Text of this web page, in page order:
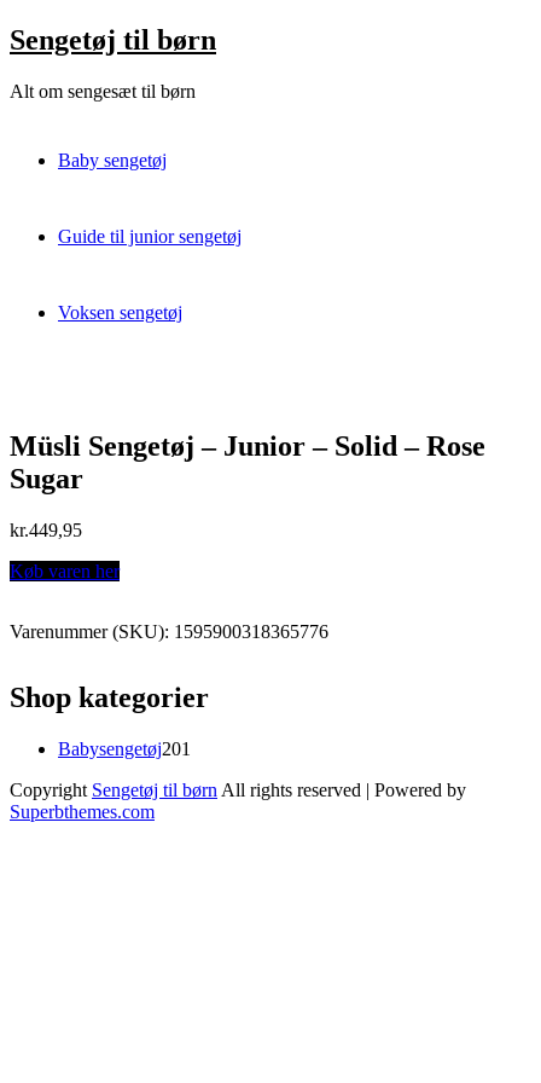
Skip
to
Sengetøj til børn
Alt om sengesæt til børn
Baby sengetøj
Guide til junior sengetøj
Voksen sengetøj
Müsli Sengetøj – Junior – Solid – Rose
Sugar
kr.449,95
Køb varen her
Varenummer (SKU): 1595900318365776
Shop kategorier
Babysengetøj201
Copyright Sengetøj til børn All rights reserved | Powered by
Superbthemes.com